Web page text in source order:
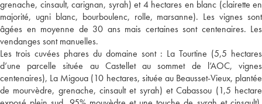
grenache, cinsault, carignan, syrah) et 4 hectares en blanc (clairette en
majorité, ugni blanc, bourboulenc, rolle, marsanne). Les vignes sont
âgées en moyenne de 30 ans mais certaines sont centenaires. Les
vendanges sont manuelles.
Les trois cuvées phares du domaine sont : La Tourtine (5,5 hectares
d’une parcelle située au Castellet au sommet de l’AOC, vignes
centenaires), La Migoua (10 hectares, située au Beausset-Vieux, plantée
de mourvèdre, grenache, cinsault et syrah) et Cabassou (1,5 hectare